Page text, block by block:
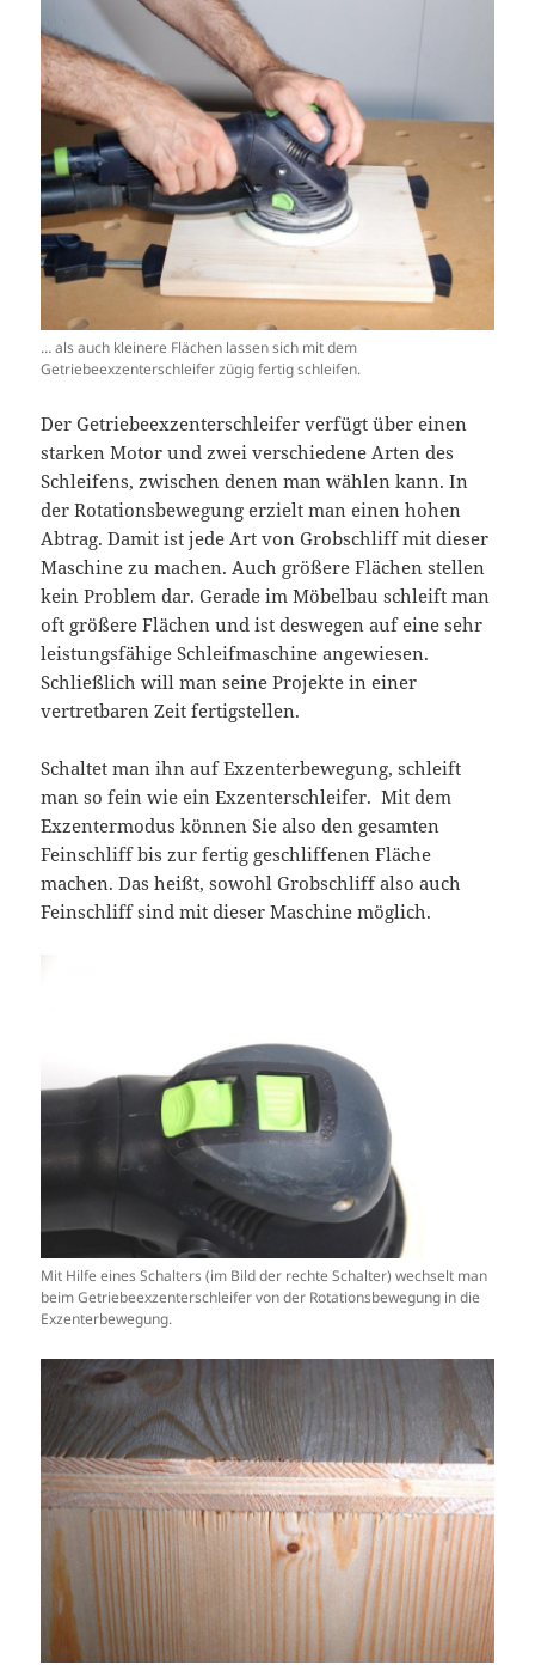
… als auch kleinere Flächen lassen sich mit dem
Getriebeexzenterschleifer zügig fertig schleifen.
Der Getriebeexzenterschleifer verfügt über einen
starken Motor und zwei verschiedene Arten des
Schleifens, zwischen denen man wählen kann. In
der Rotationsbewegung erzielt man einen hohen
Abtrag. Damit ist jede Art von Grobschliff mit dieser
Maschine zu machen. Auch größere Flächen stellen
kein Problem dar. Gerade im Möbelbau schleift man
oft größere Flächen und ist deswegen auf eine sehr
leistungsfähige Schleifmaschine angewiesen.
Schließlich will man seine Projekte in einer
vertretbaren Zeit fertigstellen.
Schaltet man ihn auf Exzenterbewegung, schleift
man so fein wie ein Exzenterschleifer. Mit dem
Exzentermodus können Sie also den gesamten
Feinschliff bis zur fertig geschliffenen Fläche
machen. Das heißt, sowohl Grobschliff also auch
Feinschliff sind mit dieser Maschine möglich.
Mit Hilfe eines Schalters (im Bild der rechte Schalter) wechselt man
beim Getriebeexzenterschleifer von der Rotationsbewegung in die
Exzenterbewegung.